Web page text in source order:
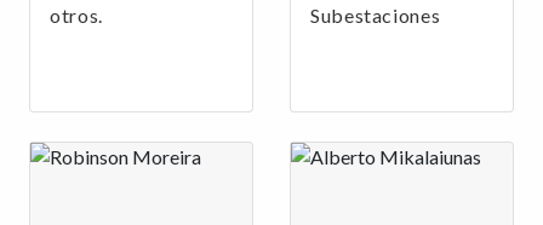
otros.
Subestaciones